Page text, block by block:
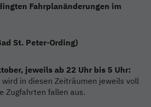
Fahrplanänderungen im
St. Peter-Ording)
jeweils ab 22 Uhr bis 5 Uhr:
wird in diesen Zeiträumen jeweils voll
Zugfahrten fallen aus.